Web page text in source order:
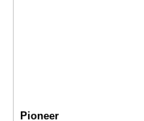
Pioneer